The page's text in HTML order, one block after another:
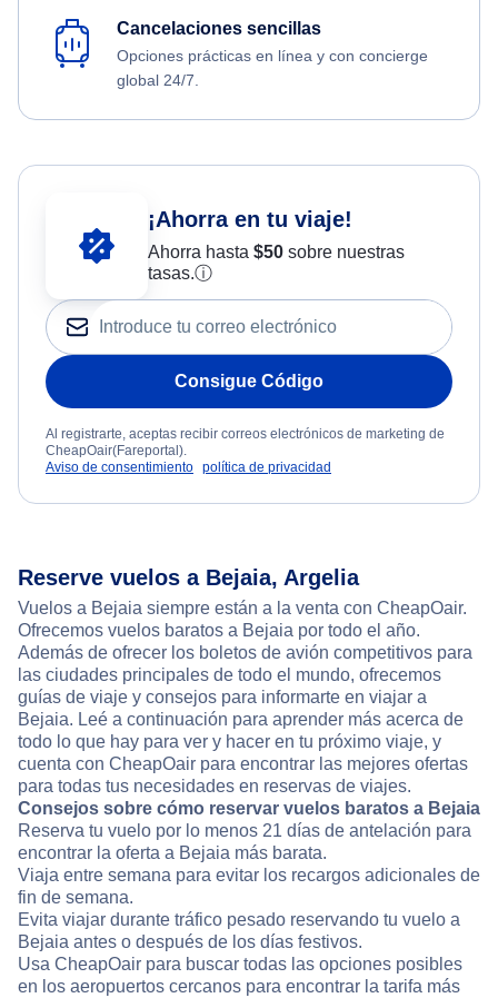
Cancelaciones sencillas
Opciones prácticas en línea y con concierge
global 24/7.
¡Ahorra en tu viaje!
Ahorra hasta $50sobre nuestras
tasas.ⓘ
Consigue Código
Al registrarte, aceptas recibir correos electrónicos de marketing de
CheapOair(Fareportal).
Aviso de consentimiento política de privacidad
Reserve vuelos a Bejaia, Argelia
Vuelos a Bejaia siempre están a la venta con CheapOair.
Ofrecemos vuelos baratos a Bejaia por todo el año.
Además de ofrecer los boletos de avión competitivos para
las ciudades principales de todo el mundo, ofrecemos
guías de viaje y consejos para informarte en viajar a
Bejaia. Leé a continuación para aprender más acerca de
todo lo que hay para ver y hacer en tu próximo viaje, y
cuenta con CheapOair para encontrar las mejores ofertas
para todas tus necesidades en reservas de viajes.
Consejos sobre cómo reservar vuelos baratos a Bejaia
Reserva tu vuelo por lo menos 21 días de antelación para
encontrar la oferta a Bejaia más barata.
Viaja entre semana para evitar los recargos adicionales de
fin de semana.
Evita viajar durante tráfico pesado reservando tu vuelo a
Bejaia antes o después de los días festivos.
Usa CheapOair para buscar todas las opciones posibles
en los aeropuertos cercanos para encontrar la tarifa más